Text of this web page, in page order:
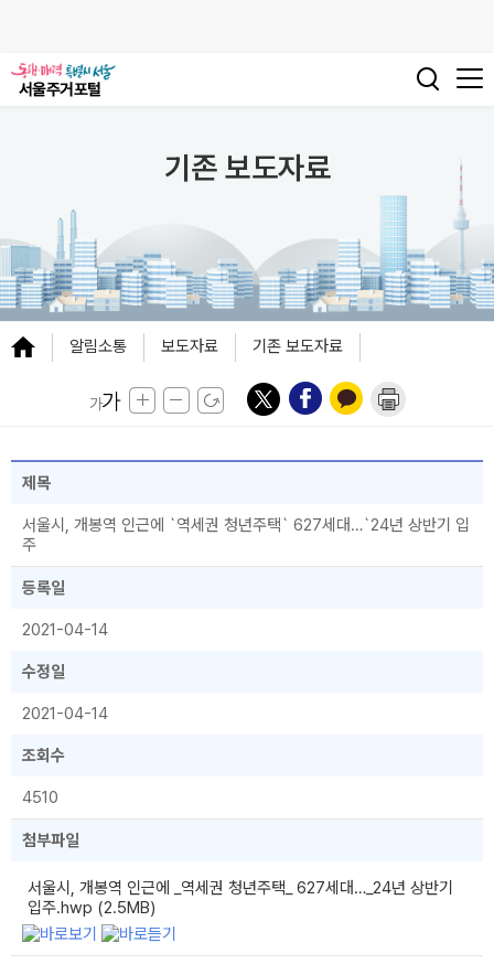
기존 보도자료
알림소통 보도자료 기존 보도자료
제목
서울시, 개봉역 인근에 `역세권 청년주택` 627세대…`24년 상반기 입
주
등록일
2021-04-14
수정일
2021-04-14
조회수
4510
첨부파일
서울시, 개봉역 인근에 _역세권 청년주택_ 627세대…_24년 상반기
입주.hwp (2.5MB)